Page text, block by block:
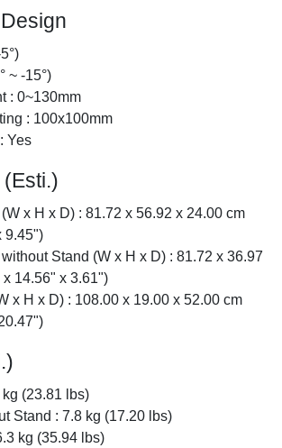
~ -15°)
: 0~130mm
: 100x100mm
Yes
x H x D) : 81.72 x 56.92 x 24.00 cm
9.45")
Stand (W x H x D) : 81.72 x 36.97
14.56" x 3.61")
x H x D) : 108.00 x 19.00 x 52.00 cm
(23.81 lbs)
Stand : 7.8 kg (17.20 lbs)
kg (35.94 lbs)